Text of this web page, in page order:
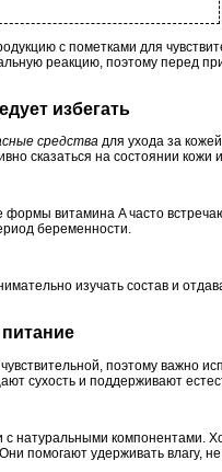
с пометками для
реакцию, поэтому перед
избегать
средства для ухода за
сказаться на состоянии кожи
витамина A часто
беременности.
изучать состав и
поэтому важно
сухость и поддерживают
натуральными компонентами.
помогают удерживать влагу,